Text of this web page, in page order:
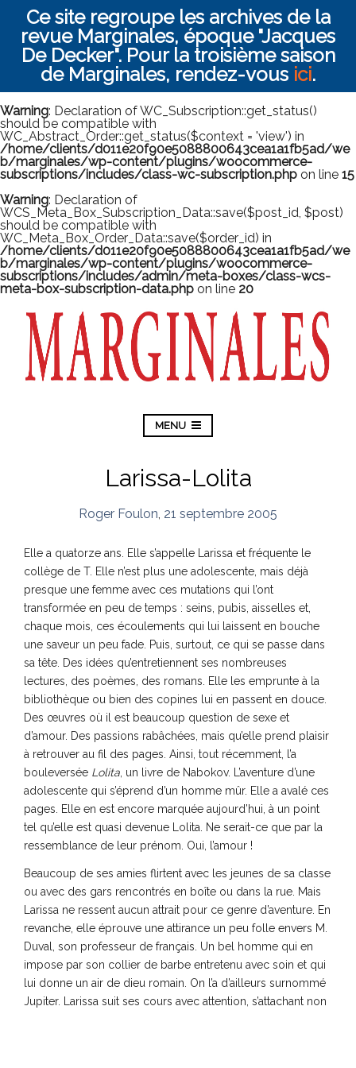
Ce site regroupe les archives de la
revue Marginales, époque "Jacques
De Decker". Pour la troisième saison
de Marginales, rendez-vous ici.
Warning: Declaration of WC_Subscription::get_status()
should be compatible with
WC_Abstract_Order::get_status($context = 'view') in
/home/clients/d011e20f90e5088800643cea1a1fb5ad/we
b/marginales/wp-content/plugins/woocommerce-
subscriptions/includes/class-wc-subscription.php on line 15
Warning: Declaration of
WCS_Meta_Box_Subscription_Data::save($post_id, $post)
should be compatible with
WC_Meta_Box_Order_Data::save($order_id) in
/home/clients/d011e20f90e5088800643cea1a1fb5ad/we
b/marginales/wp-content/plugins/woocommerce-
subscriptions/includes/admin/meta-boxes/class-wcs-
meta-box-subscription-data.php on line 20
MENU
Larissa-Lolita
Roger Foulon 21 septembre 2005
Elle a quatorze ans. Elle s’appelle Larissa et fréquente le
collège de T. Elle n’est plus une adolescente, mais déjà
presque une femme avec ces mutations qui l’ont
transformée en peu de temps : seins, pubis, aisselles et,
chaque mois, ces écoulements qui lui laissent en bouche
une saveur un peu fade. Puis, surtout, ce qui se passe dans
sa tête. Des idées qu’entretiennent ses nombreuses
lectures, des poèmes, des romans. Elle les emprunte à la
bibliothèque ou bien des copines lui en passent en douce.
Des œuvres où il est beaucoup question de sexe et
d’amour. Des passions rabâchées, mais qu’elle prend plaisir
à retrouver au fil des pages. Ainsi, tout récemment, l’a
bouleversée Lolita , un livre de Nabokov. L’aventure d’une
adolescente qui s’éprend d’un homme mûr. Elle a avalé ces
pages. Elle en est encore marquée aujourd’hui, à un point
tel qu’elle est quasi devenue Lolita. Ne serait-ce que par la
ressemblance de leur prénom. Oui, l’amour !
Beaucoup de ses amies flirtent avec les jeunes de sa classe
ou avec des gars rencontrés en boîte ou dans la rue. Mais
Larissa ne ressent aucun attrait pour ce genre d’aventure. En
revanche, elle éprouve une attirance un peu folle envers M.
Duval, son professeur de français. Un bel homme qui en
impose par son collier de barbe entretenu avec soin et qui
lui donne un air de dieu romain. On l’a d’ailleurs surnommé
Jupiter. Larissa suit ses cours avec attention, s’attachant non